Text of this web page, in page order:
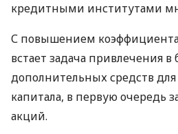
кредитными институтами
С повышением
встает задача привлечения
дополнительных средств
капитала, в первую очередь
акций.